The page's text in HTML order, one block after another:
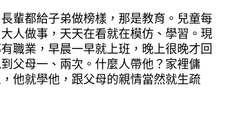
都給子弟做榜樣，那是教育。兒童每
人做事，天天在看就在模仿、學習。現
職業，早晨一早就上班，晚上很晚才回
父母一、兩次。什麼人帶他？家裡傭
他就學他，跟父母的親情當然就生疏